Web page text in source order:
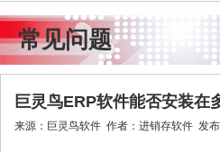
常见问题
巨灵鸟ERP软件能否安装在
来源：巨灵鸟软件 作者：进销存软件 发